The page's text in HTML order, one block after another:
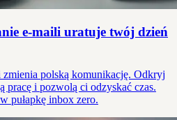
e-maili uratuje twój dzień
polską komunikację. Odkryj
pracę i pozwolą ci odzyskać czas.
pułapkę inbox zero.